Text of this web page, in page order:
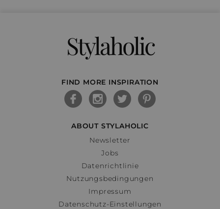
Stylaholic
FIND MORE INSPIRATION
ABOUT STYLAHOLIC
Newsletter
Jobs
Datenrichtlinie
Nutzungsbedingungen
Impressum
Datenschutz-Einstellungen